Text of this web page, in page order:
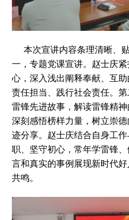
本次宣讲内容条理清晰、
一，专题党课宣讲。赵士庆
心，深入浅出阐释奉献、互
责任担当、践行社会责任。
雷锋先进故事，解读雷锋精
深刻感悟榜样力量，树立崇
迹分享。赵士庆结合自身工
职、坚守初心，常年学雷锋
言和真实的事例展现新时代
共鸣。